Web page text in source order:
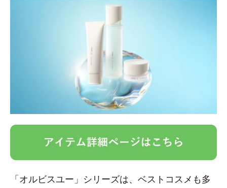
「オルビスユー」シリーズは、ベストコスメも多